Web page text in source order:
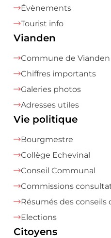
Évènements
Tourist info
Vianden
Commune de Vianden
Chiffres importants
Galeries photos
Adresses utiles
Vie politique
Bourgmestre
Collège Echevinal
Conseil Communal
Commissions
Résumés des
Elections
Citoyens